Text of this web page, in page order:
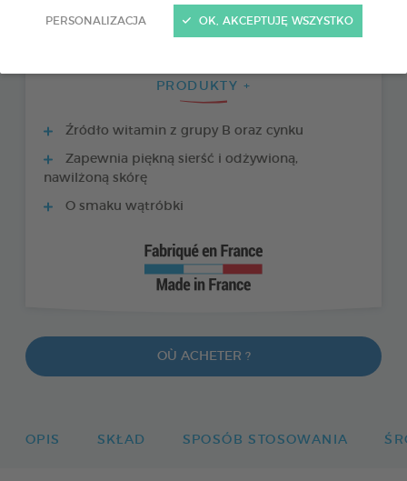
PERSONALIZACJA OK, AKCEPTUJĘ WSZYSTKO
PRODUKTY +
Źródło witamin z grupy B oraz cynku
Zapewnia piękną sierść i odżywioną,
nawilżoną skórę
O smaku wątróbki
OÙ ACHETER ?
OPIS SKŁAD SPOSÓB STOSOWANIA